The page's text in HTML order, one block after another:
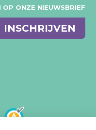
OP ONZE NIEUWSBRIEF
INSCHRIJVEN